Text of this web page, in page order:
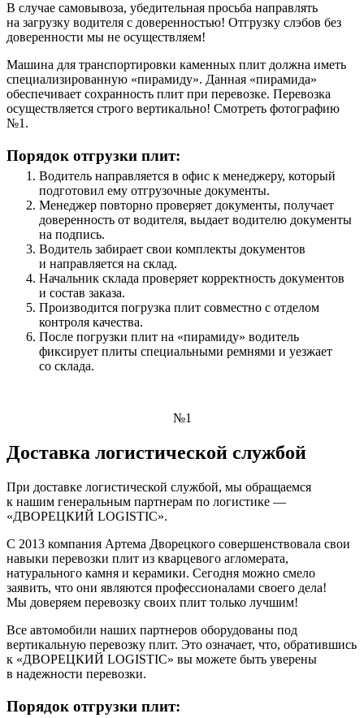
В случае самовывоза, убедительная просьба направлять
на загрузку водителя с доверенностью! Отгрузку слэбов без
доверенности мы не осуществляем!
Машина для транспортировки каменных плит должна иметь
специализированную «пирамиду». Данная «пирамида»
обеспечивает сохранность плит при перевозке. Перевозка
осуществляется строго вертикально! Смотреть фотографию
№1.
Порядок отгрузки плит:
Водитель направляется в офис к менеджеру, который
подготовил ему отгрузочные документы.
Менеджер повторно проверяет документы, получает
доверенность от водителя, выдает водителю документы
на подпись.
Водитель забирает свои комплекты документов
и направляется на склад.
Начальник склада проверяет корректность документов
и состав заказа.
Производится погрузка плит совместно с отделом
контроля качества.
После погрузки плит на «пирамиду» водитель
фиксирует плиты специальными ремнями и уезжает
со склада.
№1
Доставка логистической службой
При доставке логистической службой, мы обращаемся
к нашим генеральным партнерам по логистике —
«ДВОРЕЦКИЙ LOGISTIC».
С 2013 компания Артема Дворецкого совершенствовала свои
навыки перевозки плит из кварцевого агломерата,
натурального камня и керамики. Сегодня можно смело
заявить, что они являются профессионалами своего дела!
Мы доверяем перевозку своих плит только лучшим!
Все автомобили наших партнеров оборудованы под
вертикальную перевозку плит. Это означает, что, обратившись
к «ДВОРЕЦКИЙ LOGISTIC» вы можете быть уверены
в надежности перевозки.
Порядок отгрузки плит: